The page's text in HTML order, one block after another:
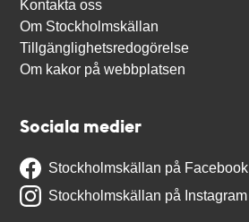
Kontakta oss
Om Stockholmskällan
Tillgänglighetsredogörelse
Om kakor på webbplatsen
Sociala medier
Stockholmskällan på Facebook
Stockholmskällan på Instagram